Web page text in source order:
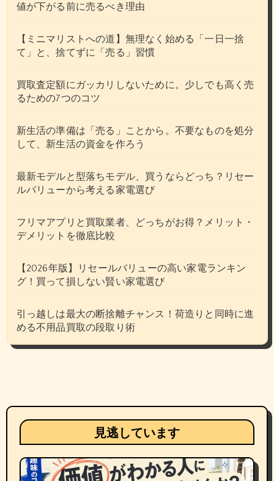
値が下がる前に売るべき理由
【ミニマリストへの道】無理なく始める「一日一捨
て」と、捨てずに「売る」習慣
買取査定額にガッカリしないために。少しでも高く売
るための7つのコツ
新生活の準備は「売る」ことから。不要なものを処分
して、新生活の資金を作ろう
最新モデルと型落ちモデル、買うならどっち？リセー
ルバリューから考える家電選び
フリマアプリと買取業者、どっちがお得？メリット・
デメリットを徹底比較
【2026年版】リセールバリューの高い家電ランキン
グ！買って損しない賢い家電選び
引っ越しは最大の断捨離チャンス！荷造りと同時に進
める不用品買取の段取り術
見逃しています